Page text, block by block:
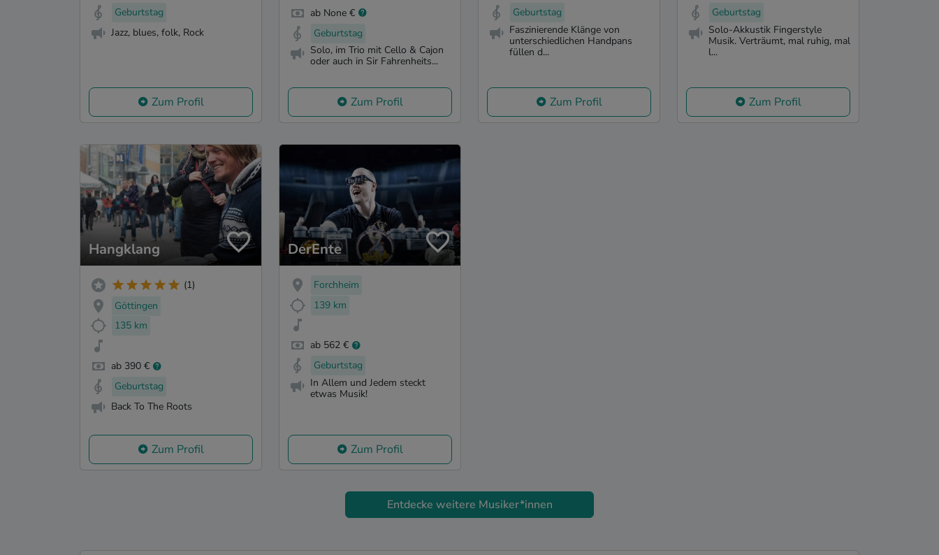
Geburtstag
Jazz, blues, folk, Rock
Zum Profil
ab None €
Geburtstag
Solo, im Trio mit Cello & Cajon
oder auch in Sir Fahrenheits...
Zum Profil
Geburtstag
Faszinierende Klänge von
unterschiedlichen Handpans
füllen d...
Zum Profil
Geburtstag
Solo-Akkustik Fingerstyle
Musik. Verträumt, mal ruhig, mal
l...
Zum Profil
Hangklang
(1)
Göttingen
135 km
ab 390 €
Geburtstag
Back To The Roots
Zum Profil
DerEnte
Forchheim
139 km
ab 562 €
Geburtstag
In Allem und Jedem steckt
etwas Musik!
Zum Profil
Entdecke weitere Musiker*innen